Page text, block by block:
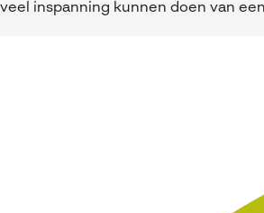
veel inspanning kunnen doen van